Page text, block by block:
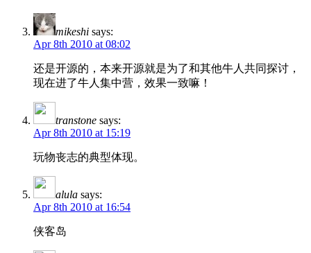
mikeshi says:
Apr 8th 2010 at 08:02
还是开源的，本来开源就是为了和其他牛人共同探讨，
现在进了牛人集中营，效果一致嘛！
transtone says:
Apr 8th 2010 at 15:19
玩物丧志的典型体现。
alula says:
Apr 8th 2010 at 16:54
侠客岛